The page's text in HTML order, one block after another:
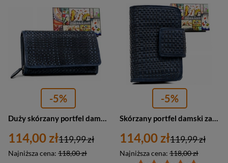
-5%
Duży skórzany portfel damski granatowy poziomy - Rovicky R-614-DDW
114,00 zł
Najniższa cena: 118,00 zł
119,99 zł
-5%
Skórzany portfel damski zamykany na zatrzask granatowy - Rovicky R-613-DDW
114,00 zł
Najniższa cena: 118,00 zł
119,99 zł